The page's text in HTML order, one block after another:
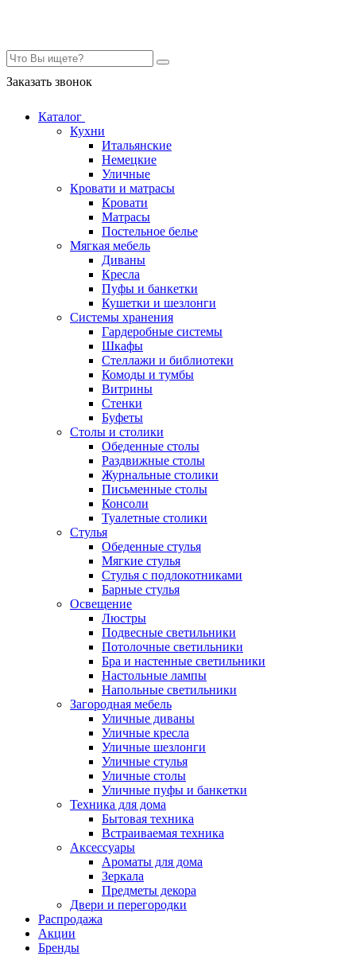
Заказать звонок
Каталог
Кухни
Итальянские
Немецкие
Уличные
Кровати и матрасы
Кровати
Матрасы
Постельное белье
Мягкая мебель
Диваны
Кресла
Пуфы и банкетки
Кушетки и шезлонги
Системы хранения
Гардеробные системы
Шкафы
Стеллажи и библиотеки
Комоды и тумбы
Витрины
Стенки
Буфеты
Столы и столики
Обеденные столы
Раздвижные столы
Журнальные столики
Письменные столы
Консоли
Туалетные столики
Стулья
Обеденные стулья
Мягкие стулья
Стулья с подлокотниками
Барные стулья
Освещение
Люстры
Подвесные светильники
Потолочные светильники
Бра и настенные светильники
Настольные лампы
Напольные светильники
Загородная мебель
Уличные диваны
Уличные кресла
Уличные шезлонги
Уличные стулья
Уличные столы
Уличные пуфы и банкетки
Техника для дома
Бытовая техника
Встраиваемая техника
Аксессуары
Ароматы для дома
Зеркала
Предметы декора
Двери и перегородки
Распродажа
Акции
Бренды